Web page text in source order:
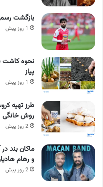
بازگشت
1 روز پیش
نحوه کاشت
پیاز
1 روز پیش
طرز تهیه
روش خانگی
2 روز پیش
ماکان بند
و رهام
2 روز پیش